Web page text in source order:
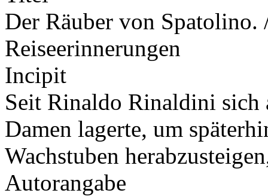
Der Räuber von
Reiseerinnerungen
Incipit
Seit Rinaldo Rinaldini sich
Damen lagerte, um
Wachstuben
Autorangabe